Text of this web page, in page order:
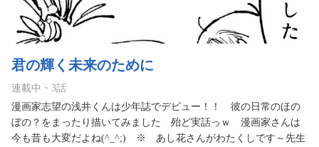
君の輝く未来のために
連載中 ・ 3話
漫画家志望の浅井くんは少年誌でデビュー！！　彼の日常のほの
ぼの？をまったり描いてみました　殆ど実話っｗ　漫画家さんは
今も昔も大変だよね(^_^;)　※　あし花さんがわたくしです～先生